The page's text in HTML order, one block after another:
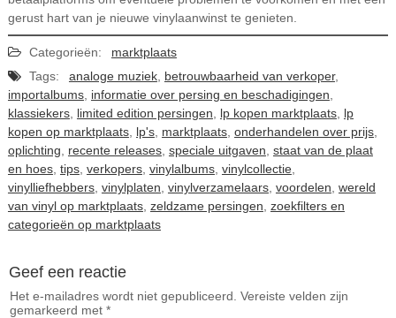
gerust hart van je nieuwe vinylaanwinst te genieten.
Categorieën:
marktplaats
Tags:
analoge muziek, betrouwbaarheid van verkoper,
importalbums, informatie over persing en beschadigingen
klassiekers, limited edition persingen lp kopen marktplaats, lp
kopen op marktplaats, lp's, marktplaats, onderhandelen over prijs,
oplichting
recente releases, speciale uitgaven staat van de plaat
en hoes, tips, verkopers, vinylalbums, vinylcollectie,
vinylliefhebbers, vinylplaten vinylverzamelaars, voordelen wereld
van vinyl op marktplaats, zeldzame persingen zoekfilters en
categorieën op marktplaats
Geef een reactie
Het e-mailadres wordt niet gepubliceerd. Vereiste velden zijn
gemarkeerd met *